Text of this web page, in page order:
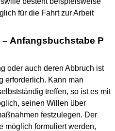
für die Fahrt zur Arbeit
Anfangsbuchstabe P
oder auch deren Abbruch ist
erforderlich. Kann man
treffen, so ist es mit
seinen Willen über
festzulegen. Der
möglich formuliert werden,